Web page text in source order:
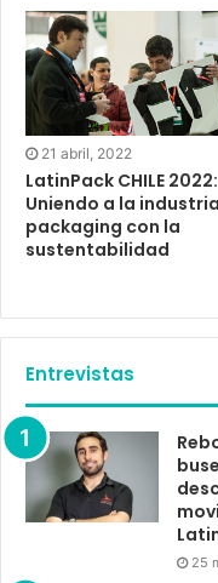
21 abril, 2022
LatinPack CHILE 2022:
Uniendo a la
packaging con la
sustentabilidad
Entrevistas
25